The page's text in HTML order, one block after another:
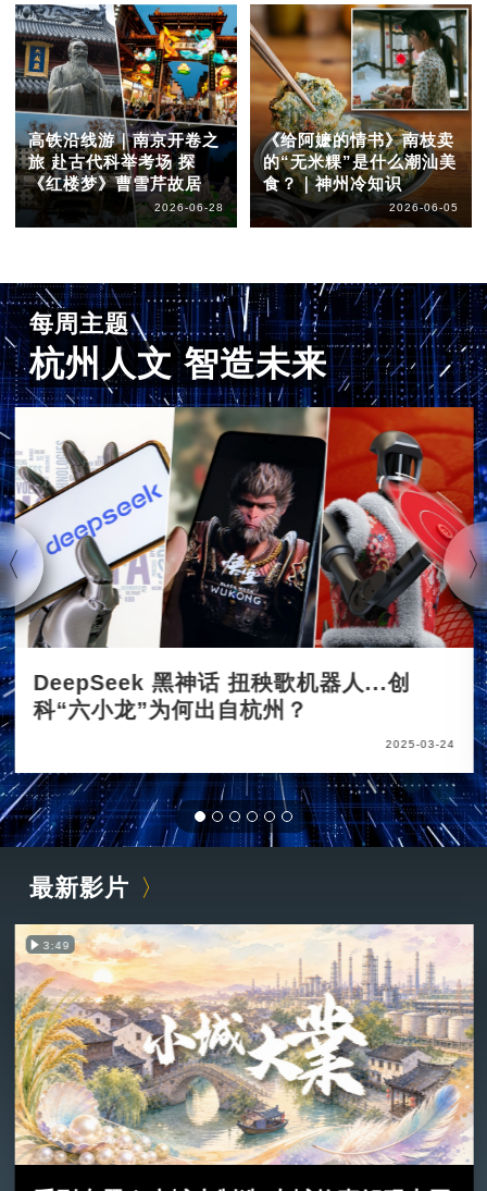
高铁沿线游｜南京开卷之
旅 赴古代科举考场 探
《红楼梦》曹雪芹故居
2026-06-28
《给阿嬷的情书》南枝卖
的“无米粿”是什么潮汕美
食？｜神州冷知识
2026-06-05
每周主题
杭州人文 智造未来
DeepSeek 黑神话 扭秧歌机器人...创
科“六小龙”为何出自杭州？
2025-03-24
最新影片
3:49